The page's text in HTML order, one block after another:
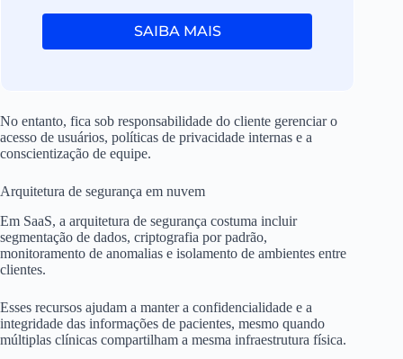
SAIBA MAIS
No entanto, fica sob responsabilidade do cliente gerenciar o
acesso de usuários, políticas de privacidade internas e a
conscientização de equipe.
Arquitetura de segurança em nuvem
Em SaaS, a arquitetura de segurança costuma incluir
segmentação de dados, criptografia por padrão,
monitoramento de anomalias e isolamento de ambientes entre
clientes.
Esses recursos ajudam a manter a confidencialidade e a
integridade das informações de pacientes, mesmo quando
múltiplas clínicas compartilham a mesma infraestrutura física.